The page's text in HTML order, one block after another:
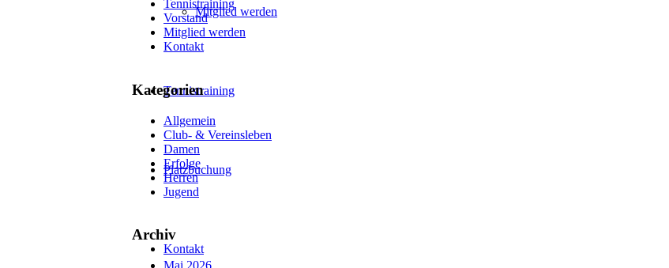
Mitglied werden
Tennistraining
Platzbuchung
Kontakt
Tennistraining
Vorstand
Mitglied werden
Kontakt
Kategorien
Allgemein
Club- & Vereinsleben
Damen
Erfolge
Herren
Jugend
Archiv